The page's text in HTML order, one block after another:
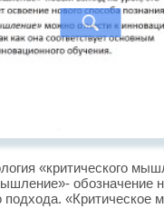
«критического
обозначение
подхода.